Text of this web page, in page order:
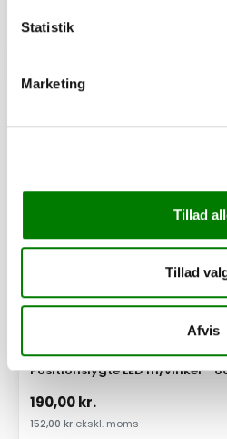
Statistik
Marketing
Tillad
Tillad
Afvis
Se detaljer
Positionslygte LED m/vinkel -
190,00kr.
152,00 kr.ekskl. moms